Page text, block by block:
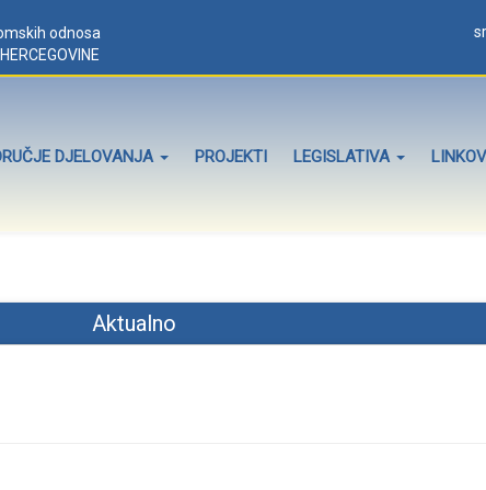
odnosa
DJELOVANJA PROJEKTI LEGISLATIVA
Aktualno